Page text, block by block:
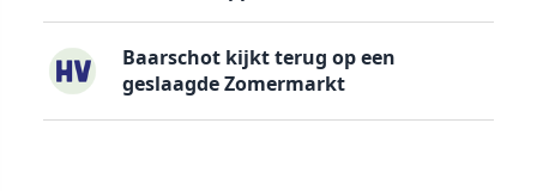
Baarschot kijkt terug op een
geslaagde Zomermarkt